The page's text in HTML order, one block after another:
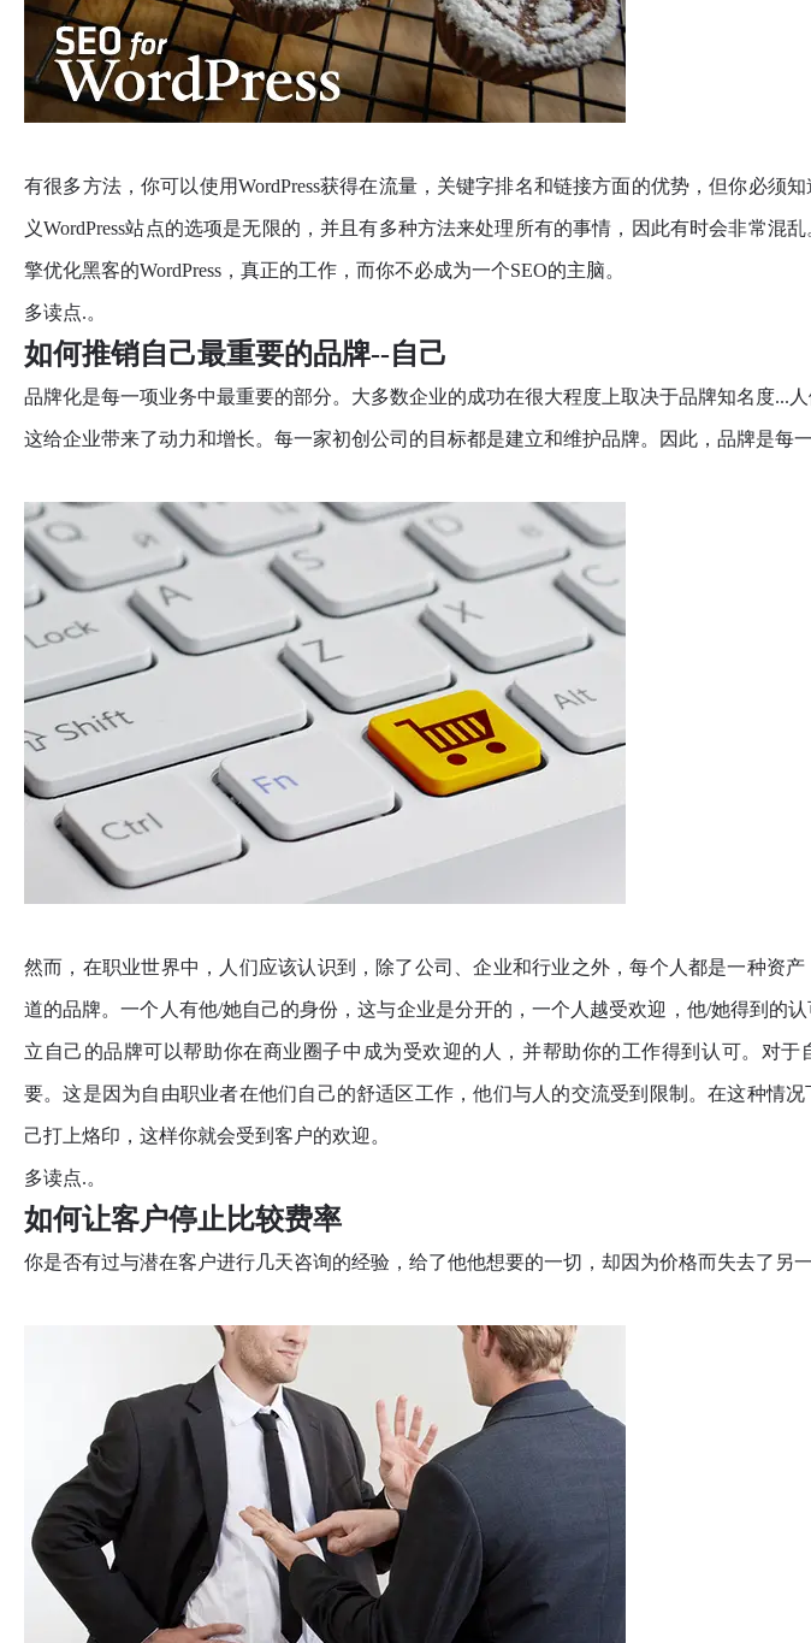
有很多方法，你可以使用WordPress获得在流量，关键字排名和链接方面的优势，但你必须
义WordPress站点的选项是无限的，并且有多种方法来处理所有的事情，因此有时会非常混
擎优化黑客的WordPress，真正的工作，而你不必成为一个SEO的主脑。
多读点.。
如何推销自己最重要的品牌--自己
品牌化是每一项业务中最重要的部分。大多数企业的成功在很大程度上取决于品牌知名度...
这给企业带来了动力和增长。每一家初创公司的目标都是建立和维护品牌。因此，品牌是每
然而，在职业世界中，人们应该认识到，除了公司、企业和行业之外，每个人都是一种资
道的品牌。一个人有他/她自己的身份，这与企业是分开的，一个人越受欢迎，他/她得到的
立自己的品牌可以帮助你在商业圈子中成为受欢迎的人，并帮助你的工作得到认可。对于
要。这是因为自由职业者在他们自己的舒适区工作，他们与人的交流受到限制。在这种情
己打上烙印，这样你就会受到客户的欢迎。
多读点.。
如何让客户停止比较费率
你是否有过与潜在客户进行几天咨询的经验，给了他他想要的一切，却因为价格而失去了另